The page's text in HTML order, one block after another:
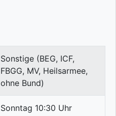
Sonstige (BEG, ICF,
FBGG, MV, Heilsarmee,
ohne Bund)
Sonntag 10:30 Uhr